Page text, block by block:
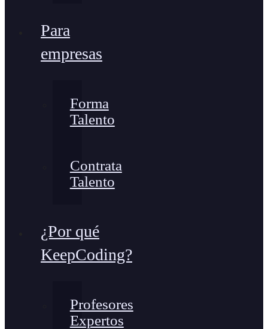
Para
empresas
Forma
Talento
Contrata
Talento
¿Por qué
KeepCoding?
Profesores
Expertos